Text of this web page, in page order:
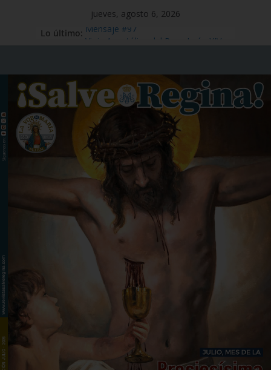
jueves, agosto 6, 2026
Lo último: Mensaje #97
Señor Jesucristo – Fiesta,1 de julio
Santo Tomás Apóstol – Memoria, 3
de julio
San Benito abad – Memoria,11 de
julio